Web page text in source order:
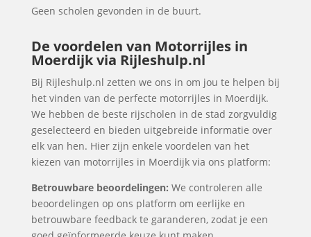
Geen scholen gevonden in de buurt.
De voordelen van Motorrijles in
Moerdijk via Rijleshulp.nl
Bij Rijleshulp.nl zetten we ons in om jou te helpen bij
het vinden van de perfecte motorrijles in Moerdijk.
We hebben de beste rijscholen in de stad zorgvuldig
geselecteerd en bieden uitgebreide informatie over
elk van hen. Hier zijn enkele voordelen van het
kiezen van motorrijles in Moerdijk via ons platform:
Betrouwbare beoordelingen: We controleren alle
beoordelingen op ons platform om eerlijke en
betrouwbare feedback te garanderen, zodat je een